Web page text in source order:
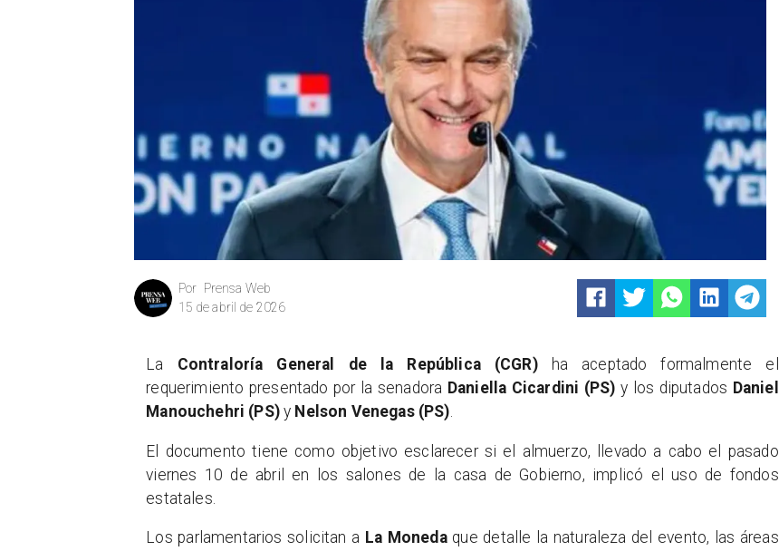
Prensa Web
Por
15 de abril de 2026
La Contraloría General de la República (CGR)ha aceptado formalmente el
requerimiento presentado por la senadora Daniella Cicardini (PS) y los diputados Daniel
Manouchehri (PS)y Nelson Venegas (PS).
El documento tiene como objetivo esclarecer si el almuerzo, llevado a cabo el pasado
viernes 10 de abril en los salones de la casa de Gobierno, implicó el uso de fondos
estatales.
Los parlamentarios solicitan a La Monedaque detalle la naturaleza del evento, las áreas